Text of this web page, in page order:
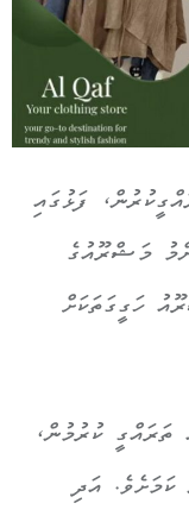
ފަޅުގައި
މަޝްރޫއުގެ
ހަގީގަތަކަށް
ކުރުމުން،
އަދި